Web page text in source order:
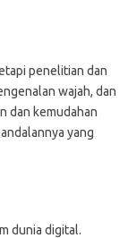
penelitian dan
wajah, dan
dan kemudahan
yang
dunia digital.